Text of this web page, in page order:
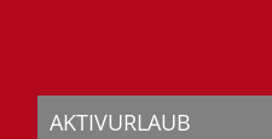
AKTIVURLAUB